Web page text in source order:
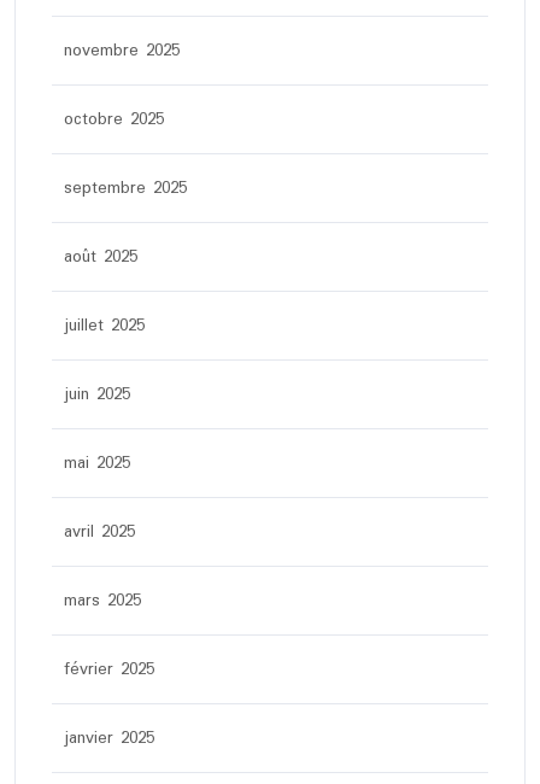
novembre 2025
octobre 2025
septembre 2025
août 2025
juillet 2025
juin 2025
mai 2025
avril 2025
mars 2025
février 2025
janvier 2025